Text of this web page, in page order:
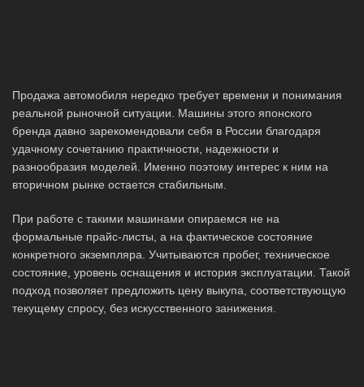
Продажа автомобиля нередко требует времени и понимания
реальной рыночной ситуации. Машины этого японского
бренда давно зарекомендовали себя в России благодаря
удачному сочетанию практичности, надежности и
разнообразия моделей. Именно поэтому интерес к ним на
вторичном рынке остается стабильным.
При работе с такими машинами опираемся не на
формальные прайс-листы, а на фактическое состояние
конкретного экземпляра. Учитываются пробег, техническое
состояние, уровень оснащения и история эксплуатации. Такой
подход позволяет предложить цену выкупа, соответствующую
текущему спросу, без искусственного занижения.